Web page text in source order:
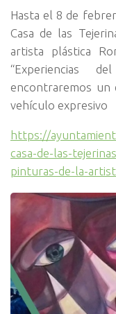
Hasta el 8 de
Casa de las
artista plástica
“Experiencias
encontraremos un
vehículo expresivo
https://
casa-de-las-
pinturas-de-la-